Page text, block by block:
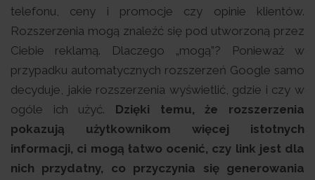
telefonu, ceny i promocje czy opinie klientów.
Rozszerzenia mogą znaleźć się pod utworzoną przez
Ciebie reklamą. Dlaczego „mogą”? Ponieważ w
przypadku automatycznych rozszerzeń Google samo
decyduje, jakie rozszerzenia wyświetlić, gdzie i czy w
ogóle ich użyć. Dzięki temu, że rozszerzenia
pokazują użytkownikom więcej istotnych
informacji, ci mogą łatwo ocenić, czy link jest dla
nich przydatny, co przyczynia się generowania